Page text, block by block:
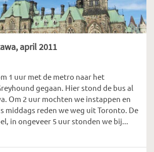
april 2011
1 uur met de metro naar het
gegaan. Hier stond de bus al
Om 2 uur mochten we instappen en
middags reden we weg uit Toronto. De
in ongeveer 5 uur stonden we bij...